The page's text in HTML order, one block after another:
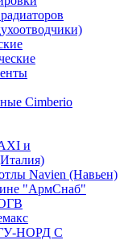
Cimberio
и
Navien (Навьен)
"АрмСнаб"
НОРД С